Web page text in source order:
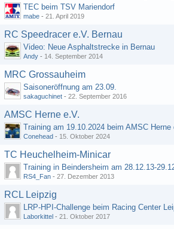
TEC beim TSV Mariendorf
mabe - 21. April 2019
RC Speedracer e.V. Bernau
Video: Neue Asphaltstrecke in Bernau
Andy - 14. September 2014
MRC Grossauheim
Saisoneröffnung am 23.09.
sakaguchinet - 22. September 2016
AMSC Herne e.V.
Training am 19.10.2024 beim AMSC Herne
Conehead - 15. Oktober 2024
TC Heuchelheim-Minicar
Training in Beindersheim am 28.12.13-
RS4_Fan - 27. Dezember 2013
RCL Leipzig
LRP-HPI-Challenge beim Racing Center
Laborkittel - 21. Oktober 2017